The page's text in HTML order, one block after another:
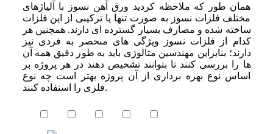
همان‌ طور که ملاحظه کردید ورق آهن نسوز با آلیاژهای
مختلف فلزات نسوز به ‌صورت تنها یا ترکیبی از این فلزات
ساخته شده و مصارف بسیار گسترده‌ ای دارند. همچنین هر
کدام از فلزات نسوز ویژگی ‌های منحصر به‌ فردی نیز
دارند؛ بنابراین مهندسین متالوژی باید به‌ طور دقیق همه آن‌
ها را بررسی کنند تا بتوانند تشخیص دهند در هر پروژه بر
اساس نوع بهره ‌برداری از آن پروژه بهتر است چه نوع
فلزی را استفاده کنند.